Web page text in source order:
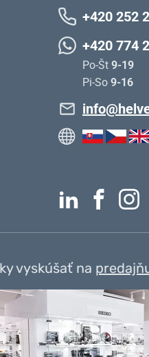
+420 252
+420 774
Po-Št 9-19
Pi-So 9-16
vyskúšať na